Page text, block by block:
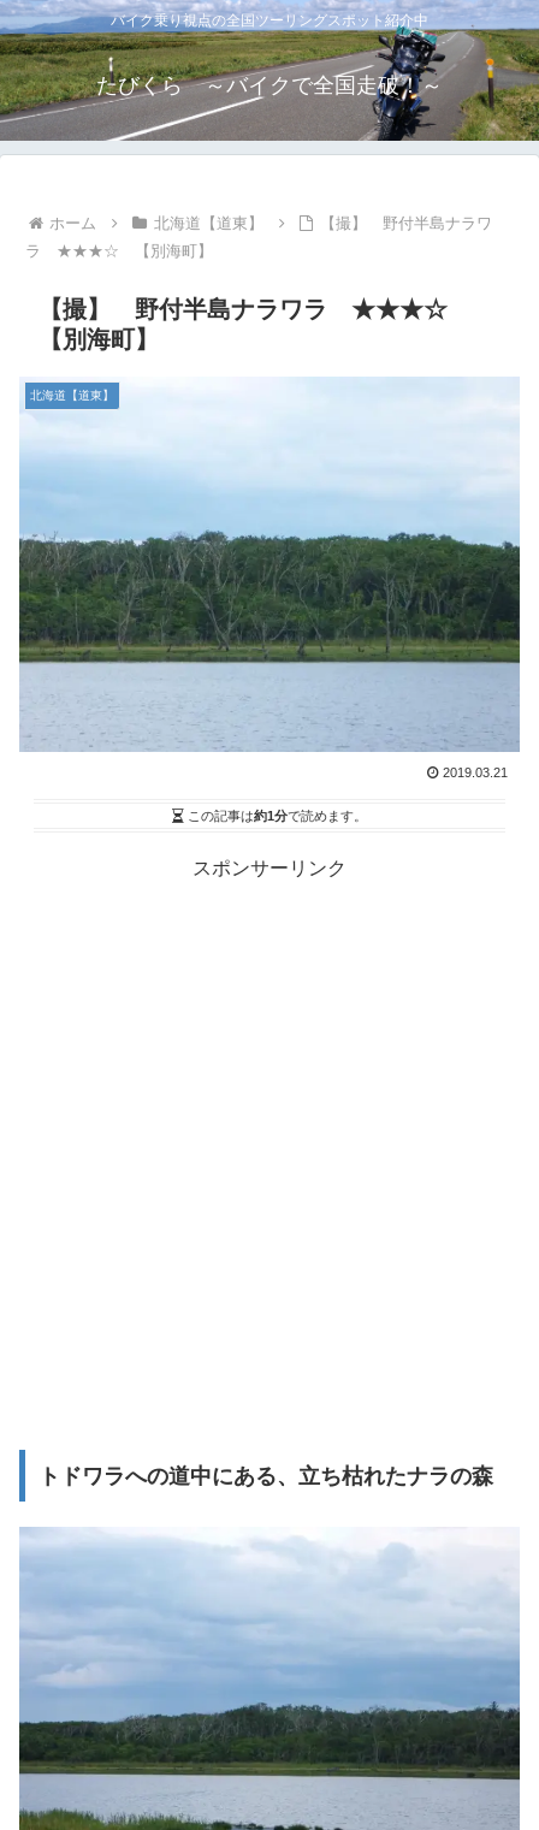
バイク乗り視点の全国ツーリングスポット紹介中
たびくら ～バイクで全国走破！～
ホーム 北海道【道東】
【撮】 野付半島ナラワ
ラ ★★★☆ 【別海町】
【撮】 野付半島ナラワラ ★★★☆
【別海町】
北海道【道東】
2019.03.21
この記事は約1分で読めます。
スポンサーリンク
トドワラへの道中にある、立ち枯れたナラの森